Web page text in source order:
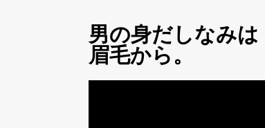
男の身だしなみは
眉毛から。